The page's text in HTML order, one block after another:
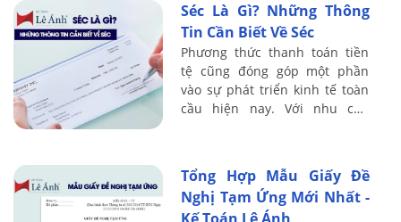
Séc Là Gì? Những Thông
Tin Cần Biết Về Séc
Phương thức thanh toán tiền
tệ cũng đóng góp một phần
vào sự phát triển kinh tế toàn
cầu hiện nay. Với nhu cầu
công cụ thanh ...
Tổng Hợp Mẫu Giấy Đề
Nghị Tạm Ứng Mới Nhất -